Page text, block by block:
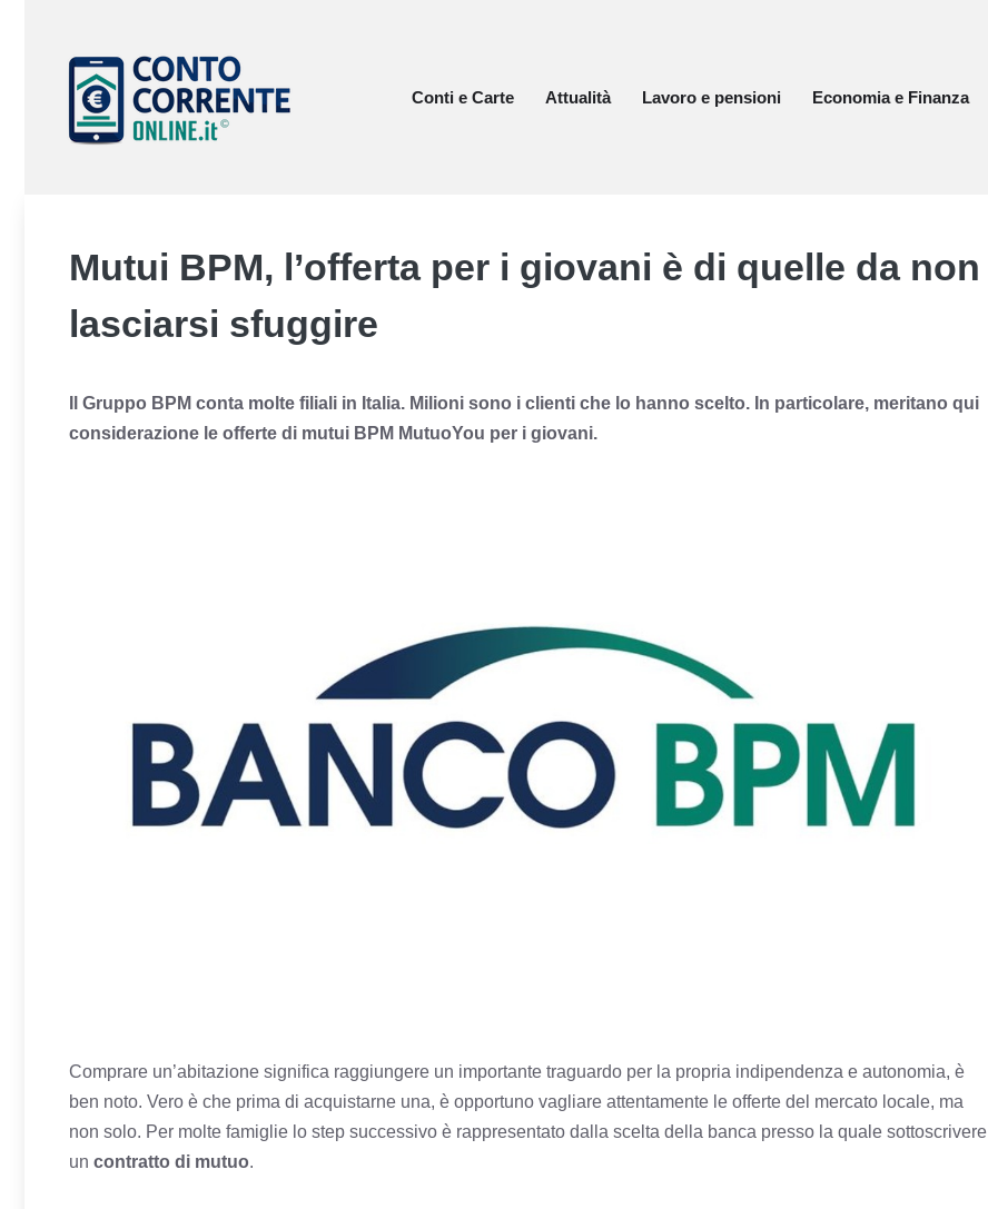
contenuto
Conti e Carte
Attualità Lavoro e pensioni Economia e Finanza
Mutui BPM, l’offerta per i giovani è di quelle da non
lasciarsi sfuggire
Il Gruppo BPM conta molte filiali in Italia. Milioni sono i clienti che lo hanno scelto. In particolare, meritano qui
considerazione le offerte di mutui BPM MutuoYou per i giovani.
Comprare un’abitazione significa raggiungere un importante traguardo per la propria indipendenza e autonomia, è
ben noto. Vero è che prima di acquistarne una, è opportuno vagliare attentamente le offerte del mercato locale, ma
non solo. Per molte famiglie lo step successivo è rappresentato dalla scelta della banca presso la quale sottoscrivere
un contratto di mutuo.